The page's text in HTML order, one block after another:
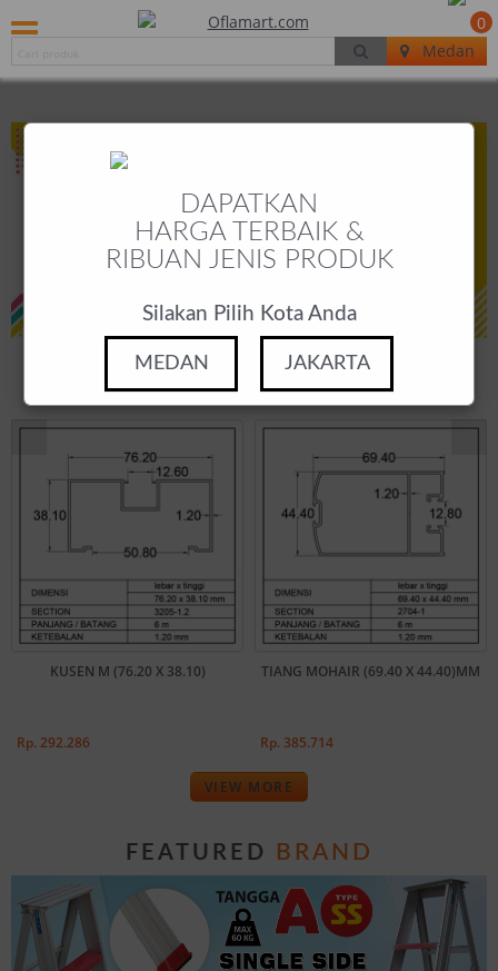
0
Medan
POPULAR PRODUCTS
KUSEN M (76.20 X 38.10)
Rp. 292.286
TIANG MOHAIR (69.40 X 44.40)MM
Rp. 385.714
VIEW MORE
FEATURED BRAND
DAPATKAN
HARGA TERBAIK &
RIBUAN JENIS PRODUK
Silakan Pilih Kota Anda
MEDAN JAKARTA